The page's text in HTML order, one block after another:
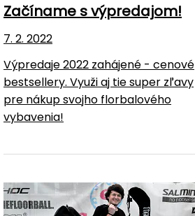
Začíname s výpredajom!
7. 2. 2022
Výpredaje 2022 zahájené - cenové
bestsellery. Využi aj tie super zľavy
pre nákup svojho florbalového
vybavenia!